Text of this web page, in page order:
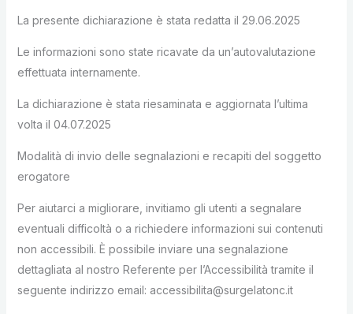
La presente dichiarazione è stata redatta il 29.06.2025
Le informazioni sono state ricavate da un’autovalutazione
effettuata internamente.
La dichiarazione è stata riesaminata e aggiornata l’ultima
volta il 04.07.2025
Modalità di invio delle segnalazioni e recapiti del soggetto
erogatore
Per aiutarci a migliorare, invitiamo gli utenti a segnalare
eventuali difficoltà o a richiedere informazioni sui contenuti
non accessibili. È possibile inviare una segnalazione
dettagliata al nostro Referente per l’Accessibilità tramite il
seguente indirizzo email: accessibilita@surgelatonc.it